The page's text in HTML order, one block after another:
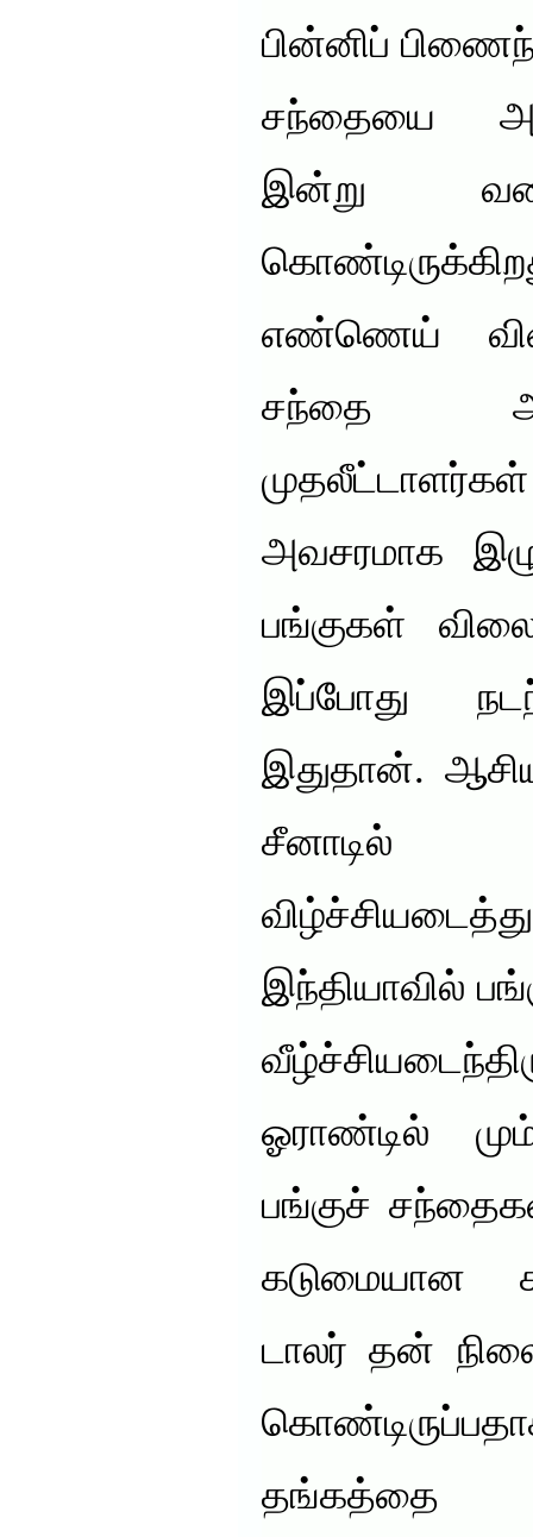
பின்னிப்
சந்தையை
இன்று
எண்ணெய்
சந்தை
அவசரமாக
பங்குகள்
இப்போது
இதுதான். ஆசிய
சீனாடில்
இந்தியாவில்
ஓராண்டில்
பங்குச்
கடுமையான
டாலர் தன்